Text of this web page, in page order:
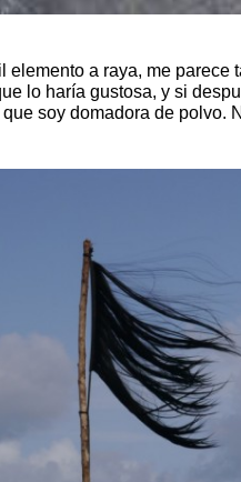
elemento a raya, me parece
lo haría gustosa, y si
soy domadora de polvo.